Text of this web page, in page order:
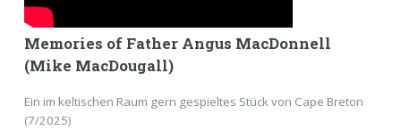
Memories of Father Angus MacDonnell
(Mike MacDougall)
Ein im keltischen Raum gern gespieltes Stück von Cape Breton
(7/2025)